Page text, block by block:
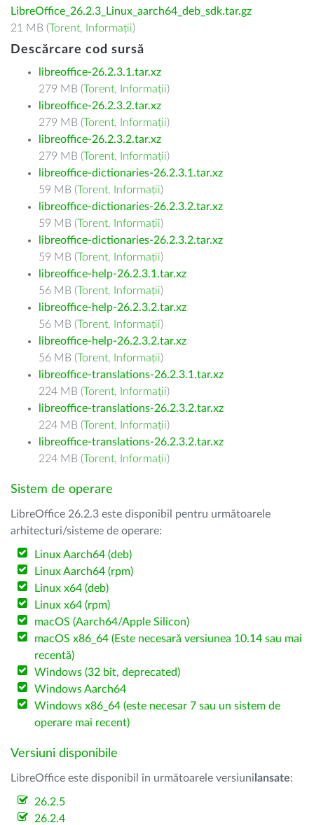
LibreOffice_26.2.3_Linux_aarch64_deb_sdk.tar.gz
21 MB (Torent, Informații)
Descărcare cod sursă
libreoffice-26.2.3.1.tar.xz
279 MB (Torent, Informații)
libreoffice-26.2.3.2.tar.xz
279 MB (Torent, Informații)
libreoffice-26.2.3.2.tar.xz
279 MB (Torent, Informații)
libreoffice-dictionaries-26.2.3.1.tar.xz
59 MB (Torent, Informații)
libreoffice-dictionaries-26.2.3.2.tar.xz
59 MB (Torent, Informații)
libreoffice-dictionaries-26.2.3.2.tar.xz
59 MB (Torent, Informații)
libreoffice-help-26.2.3.1.tar.xz
56 MB (Torent, Informații)
libreoffice-help-26.2.3.2.tar.xz
56 MB (Torent, Informații)
libreoffice-help-26.2.3.2.tar.xz
56 MB (Torent, Informații)
libreoffice-translations-26.2.3.1.tar.xz
224 MB (Torent, Informații)
libreoffice-translations-26.2.3.2.tar.xz
224 MB (Torent, Informații)
libreoffice-translations-26.2.3.2.tar.xz
224 MB (Torent, Informații)
Sistem de operare
LibreOffice 26.2.3 este disponibil pentru următoarele
arhitecturi/sisteme de operare:
Linux Aarch64 (deb)
Linux Aarch64 (rpm)
Linux x64 (deb)
Linux x64 (rpm)
macOS (Aarch64/Apple Silicon)
macOS x86_64 (Este necesară versiunea 10.14 sau mai
recentă)
Windows (32 bit, deprecated)
Windows Aarch64
Windows x86_64 (este necesar 7 sau un sistem de
operare mai recent)
Versiuni disponibile
LibreOffice este disponibil în următoarele versiuni lansate:
26.2.5
26.2.4